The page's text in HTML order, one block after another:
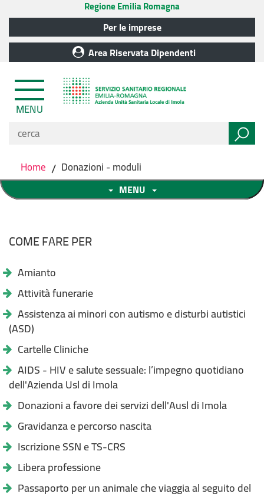
Regione Emilia Romagna
Per le imprese
Area Riservata Dipendenti
MENU
Home / Donazioni - moduli
MENU
COME FARE PER
Amianto
Attività funerarie
Assistenza ai minori con autismo e disturbi autistici
(ASD)
Cartelle Cliniche
AIDS - HIV e salute sessuale: l’impegno quotidiano
dell'Azienda Usl di Imola
Donazioni a favore dei servizi dell'Ausl di Imola
Gravidanza e percorso nascita
Iscrizione SSN e TS-CRS
Libera professione
Passaporto per un animale che viaggia al seguito del